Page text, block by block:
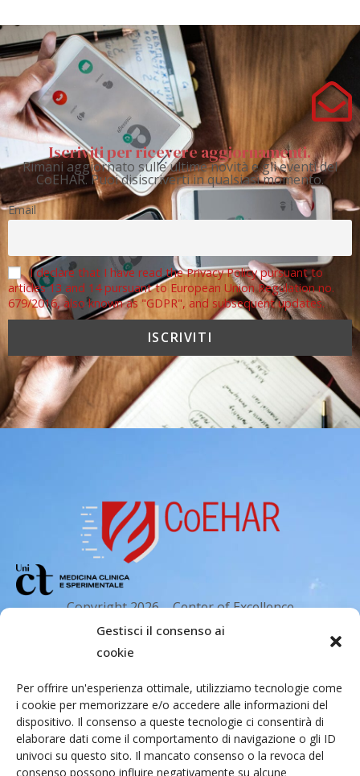
Gestisci il consenso ai
cookie
Per offrire un'esperienza ottimale, utilizziamo tecnologie come
i cookie per memorizzare e/o accedere alle informazioni del
dispositivo. Il consenso a queste tecnologie ci consentirà di
elaborare dati come il comportamento di navigazione o gli ID
univoci su questo sito. Il mancato consenso o la revoca del
consenso possono influire negativamente su alcune
Iscriviti per ricevere aggiornamenti.
Rimani aggiornato sulle ultime novità e gli eventi del
CoEHAR. Puoi disiscriverti in qualsiasi momento.
Email
I declare that I have read the Privacy Policy pursuant to
articles 13 and 14 pursuant to European Union Regulation no.
679/2016, also known as "GDPR", and subsequent updates.
Copyright 2026 – Center of Excellence
for the acceleration of Harm Reduction.
Tutti i diritti riservati.
Indirizzo email
Via Santa Sofia 89, 95123 Catania